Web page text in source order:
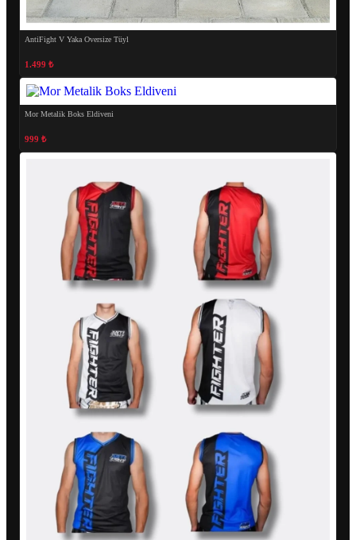
AntiFight V Yaka Oversize Tüyl
1.499 ₺
Mor Metalik Boks Eldiveni
999 ₺